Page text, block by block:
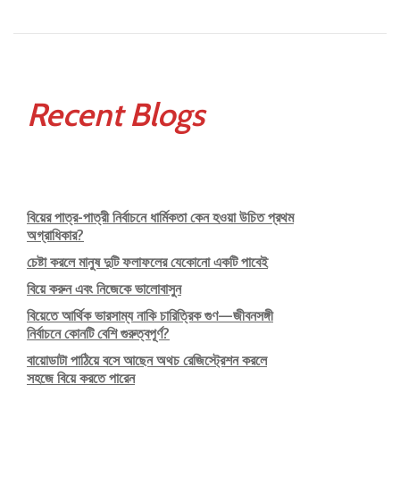
Recent Blogs
বিয়ের পাত্র-পাত্রী নির্বাচনে ধার্মিকতা কেন হওয়া উচিত প্রথম
অগ্রাধিকার?
চেষ্টা করলে মানুষ দুটি ফলাফলের যেকোনো একটি পাবেই
বিয়ে করুন এবং নিজেকে ভালোবাসুন
বিয়েতে আর্থিক ভারসাম্য নাকি চারিত্রিক গুণ—জীবনসঙ্গী
নির্বাচনে কোনটি বেশি গুরুত্বপূর্ণ?
বায়োডাটা পাঠিয়ে বসে আছেন অথচ রেজিস্ট্রেশন করলে
সহজে বিয়ে করতে পারেন